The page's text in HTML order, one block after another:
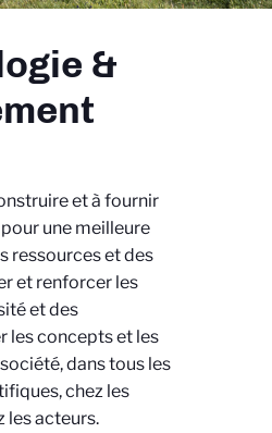
&
et à fournir
une meilleure
ressources et des
et renforcer les
et des
les concepts et les
dans tous les
chez les
les acteurs.